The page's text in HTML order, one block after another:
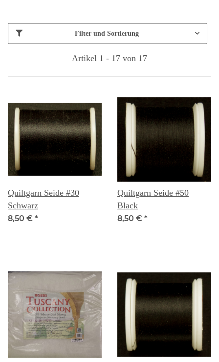
Filter und Sortierung
Artikel 1 - 17 von 17
Quiltgarn Seide #30
Schwarz
8,50 € *
Quiltgarn Seide #50
Black
8,50 € *